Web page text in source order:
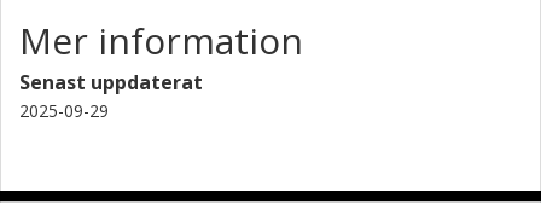
Mer information
Senast uppdaterat
2025-09-29